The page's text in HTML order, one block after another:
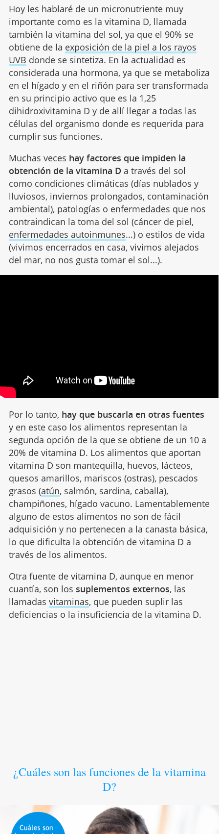
Hoy les hablaré de un micronutriente muy
importante como es la vitamina D, llamada
también la vitamina del sol, ya que el 90% se
obtiene de la exposición de la piel a los rayos
UVB donde se sintetiza. En la actualidad es
considerada una hormona, ya que se metaboliza
en el hígado y en el riñón para ser transformada
en su principio activo que es la 1,25
dihidroxivitamina D y de allí llegar a todas las
células del organismo donde es requerida para
cumplir sus funciones.
Muchas veces hay factores que impiden la
obtención de la vitamina D a través del sol
como condiciones climáticas (días nublados y
lluviosos, inviernos prolongados, contaminación
ambiental), patologías o enfermedades que nos
contraindican la toma del sol (cáncer de piel,
enfermedades autoinmunes...) o estilos de vida
(vivimos encerrados en casa, vivimos alejados
del mar, no nos gusta tomar el sol...).
Por lo tanto, hay que buscarla en otras fuentes
y en este caso los alimentos representan la
segunda opción de la que se obtiene de un 10 a
20% de vitamina D. Los alimentos que aportan
vitamina D son mantequilla, huevos, lácteos,
quesos amarillos, mariscos (ostras), pescados
grasos (atún, salmón, sardina, caballa),
champiñones, hígado vacuno. Lamentablemente
alguno de estos alimentos no son de fácil
adquisición y no pertenecen a la canasta básica,
lo que dificulta la obtención de vitamina D a
través de los alimentos.
Otra fuente de vitamina D, aunque en menor
cuantía, son los suplementos externos, las
llamadas vitaminas, que pueden suplir las
deficiencias o la insuficiencia de la vitamina D.
¿Cuáles son las funciones de la vitamina
D?